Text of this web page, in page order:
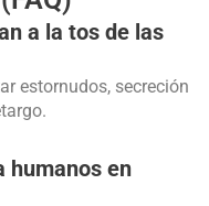
a la tos de las
estornudos, secreción
humanos en